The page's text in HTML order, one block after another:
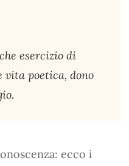
esercizio di
vita poetica, dono
ecco i